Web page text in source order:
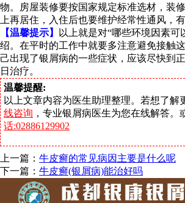
物。房屋装修要按国家规定标准选材，装
上再居住，入住后也要维护经常性通风，
【温馨提示】
以上就是对“哪些环境因素可
绍。在平时的工作中就要多注意避免接触
己出现了银屑病的一些症状，应该尽快到
日治疗。
温馨提醒:
以上文章内容为医生助理整理。若想了解
线咨询 ，专业银屑病医生为您在线解答。
话:02886129902
上一篇： 牛皮癣的常见病因主要是什么呢
下一篇： 牛皮癣(银屑病)能治好吗